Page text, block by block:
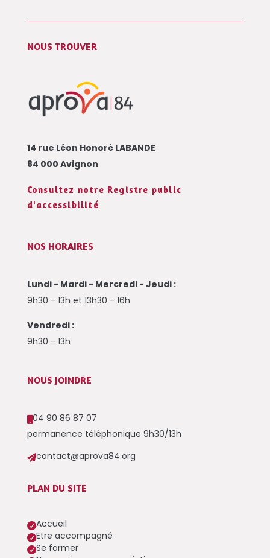
NOUS TROUVER
14 rue Léon Honoré LABANDE
84 000 Avignon
Consultez notre Registre public
d'accessibilité
NOS HORAIRES
Lundi - Mardi - Mercredi - Jeudi :
9h30 - 13h et 13h30 - 16h
Vendredi :
9h30 - 13h
NOUS JOINDRE
04 90 86 87 07
permanence téléphonique 9h30/13h
contact@aprova84.org
PLAN DU SITE
Accueil
Etre accompagné
Se former